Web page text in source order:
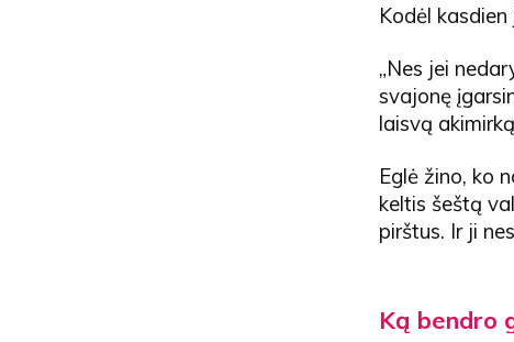
Kodėl
„Nes jei
svajonę
laisvą
Eglė žino, ko
keltis šeštą
pirštus. Ir ji
Ką bendro